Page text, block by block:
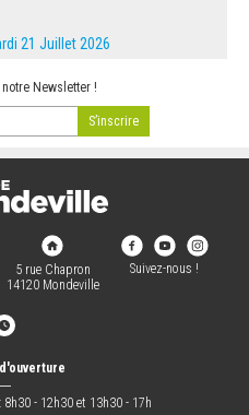
21 Juillet 2026
Newsletter !
5 rue Chapron
14120 Mondeville
Suivez-nous !
- 12h30 et 13h30 - 17h